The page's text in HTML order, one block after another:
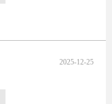
2025-12-25